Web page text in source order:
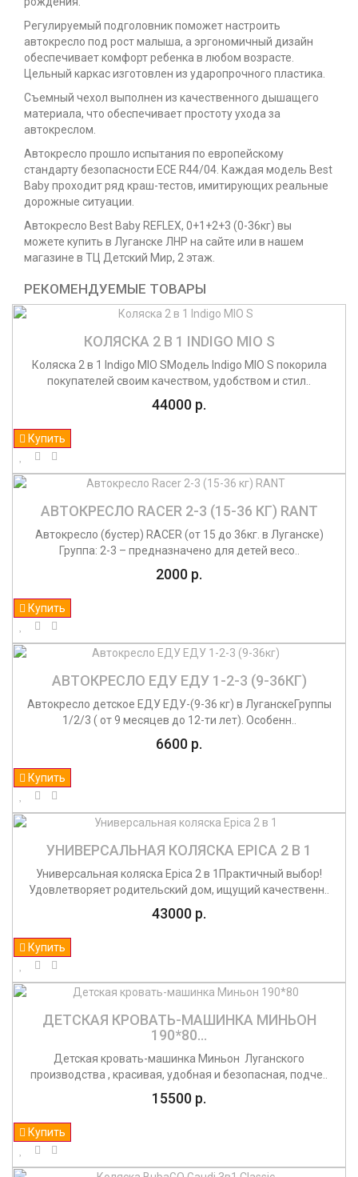
Регулируемый подголовник поможет настроить
автокресло под рост малыша, а эргономичный дизайн
обеспечивает комфорт ребенка в любом возрасте.
Цельный каркас изготовлен из ударопрочного пластика.
Съемный чехол выполнен из качественного дышащего
материала, что обеспечивает простоту ухода за
автокреслом.
Автокресло прошло испытания по европейскому
стандарту безопасности ECE R44/04. Каждая модель Best
Baby проходит ряд краш-тестов, имитирующих реальные
дорожные ситуации.
Автокресло Best Baby REFLEX, 0+1+2+3 (0-36кг) вы
можете купить в Луганске ЛНР на сайте или в нашем
магазине в ТЦ Детский Мир, 2 этаж.
РЕКОМЕНДУЕМЫЕ ТОВАРЫ
КОЛЯСКА 2 В 1 INDIGO MIO S
Коляска 2 в 1 Indigo MIO SМодель Indigo MIO S покорила
покупателей своим качеством, удобством и стил..
44000 р.
Купить
АВТОКРЕСЛО RACER 2-3 (15-36 КГ) RANT
Автокресло (бустер) RACER (от 15 до 36кг. в Луганске)
Группа: 2-3 – предназначено для детей весо..
2000 р.
Купить
АВТОКРЕСЛО ЕДУ ЕДУ 1-2-3 (9-36КГ)
Автокресло детское ЕДУ ЕДУ-(9-36 кг) в ЛуганскеГруппы
1/2/3 ( от 9 месяцев до 12-ти лет). Особенн..
6600 р.
Купить
УНИВЕРСАЛЬНАЯ КОЛЯСКА EPICA 2 В 1
Универсальная коляска Epica 2 в 1Практичный выбор!
Удовлетворяет родительский дом, ищущий качественн..
43000 р.
Купить
ДЕТСКАЯ КРОВАТЬ-МАШИНКА МИНЬОН
190*80...
Детская кровать-машинка Миньон Луганского
производства , красивая, удобная и безопасная, подче..
15500 р.
Купить